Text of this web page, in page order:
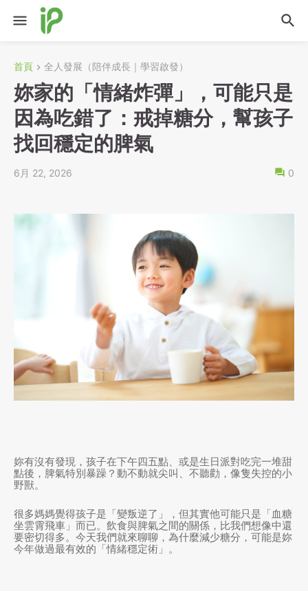
首頁 全人發展（陪伴成長｜學習啟發）
妳家的「情緒炸彈」，可能只是
因為吃錯了：戒掉糖分，幫孩子
找回穩定的脾氣
6月 22, 2026 0
妳有沒有發現，孩子在下午四五點、或是生日派對吃完一堆甜
點後，脾氣特別暴躁？動不動就尖叫、不聽勸，像隻失控的小
野獸。
很多媽媽覺得孩子是「變叛逆了」，但其實他可能只是「血糖
坐雲霄飛車」而已。飲食與脾氣之間的關係，比我們想像中還
要密切得多。今天我們就來聊聊，為什麼減少糖分，可能是妳
今年做過最有效的「情緒穩定術」。